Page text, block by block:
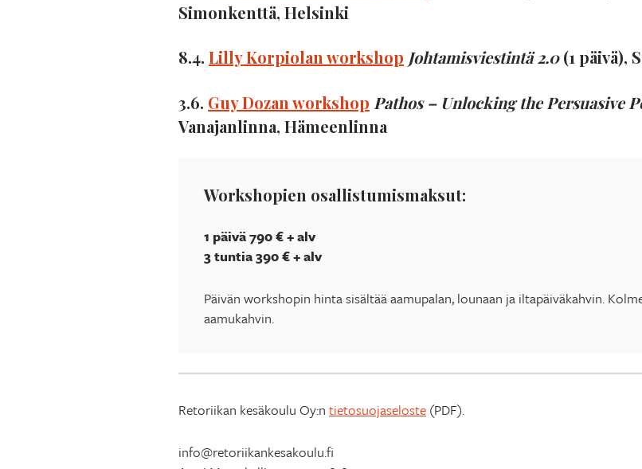
Simonkenttä, Helsinki
8.4. Lilly Korpiolan workshop Johtamisviestintä 2.0(1 päivä),
3.6. Guy Dozan workshop Pathos – Unlocking the Persuasive
Vanajanlinna, Hämeenlinna
Workshopien osallistumismaksut:
1 päivä 790 € + alv
3 tuntia 390 € + alv
Päivän workshopin hinta sisältää aamupalan, lounaan ja iltapäiväkahvin.
aamukahvin.
Retoriikan kesäkoulu Oy:n tietosuojaseloste (PDF).
info@retoriikankesakoulu.fi